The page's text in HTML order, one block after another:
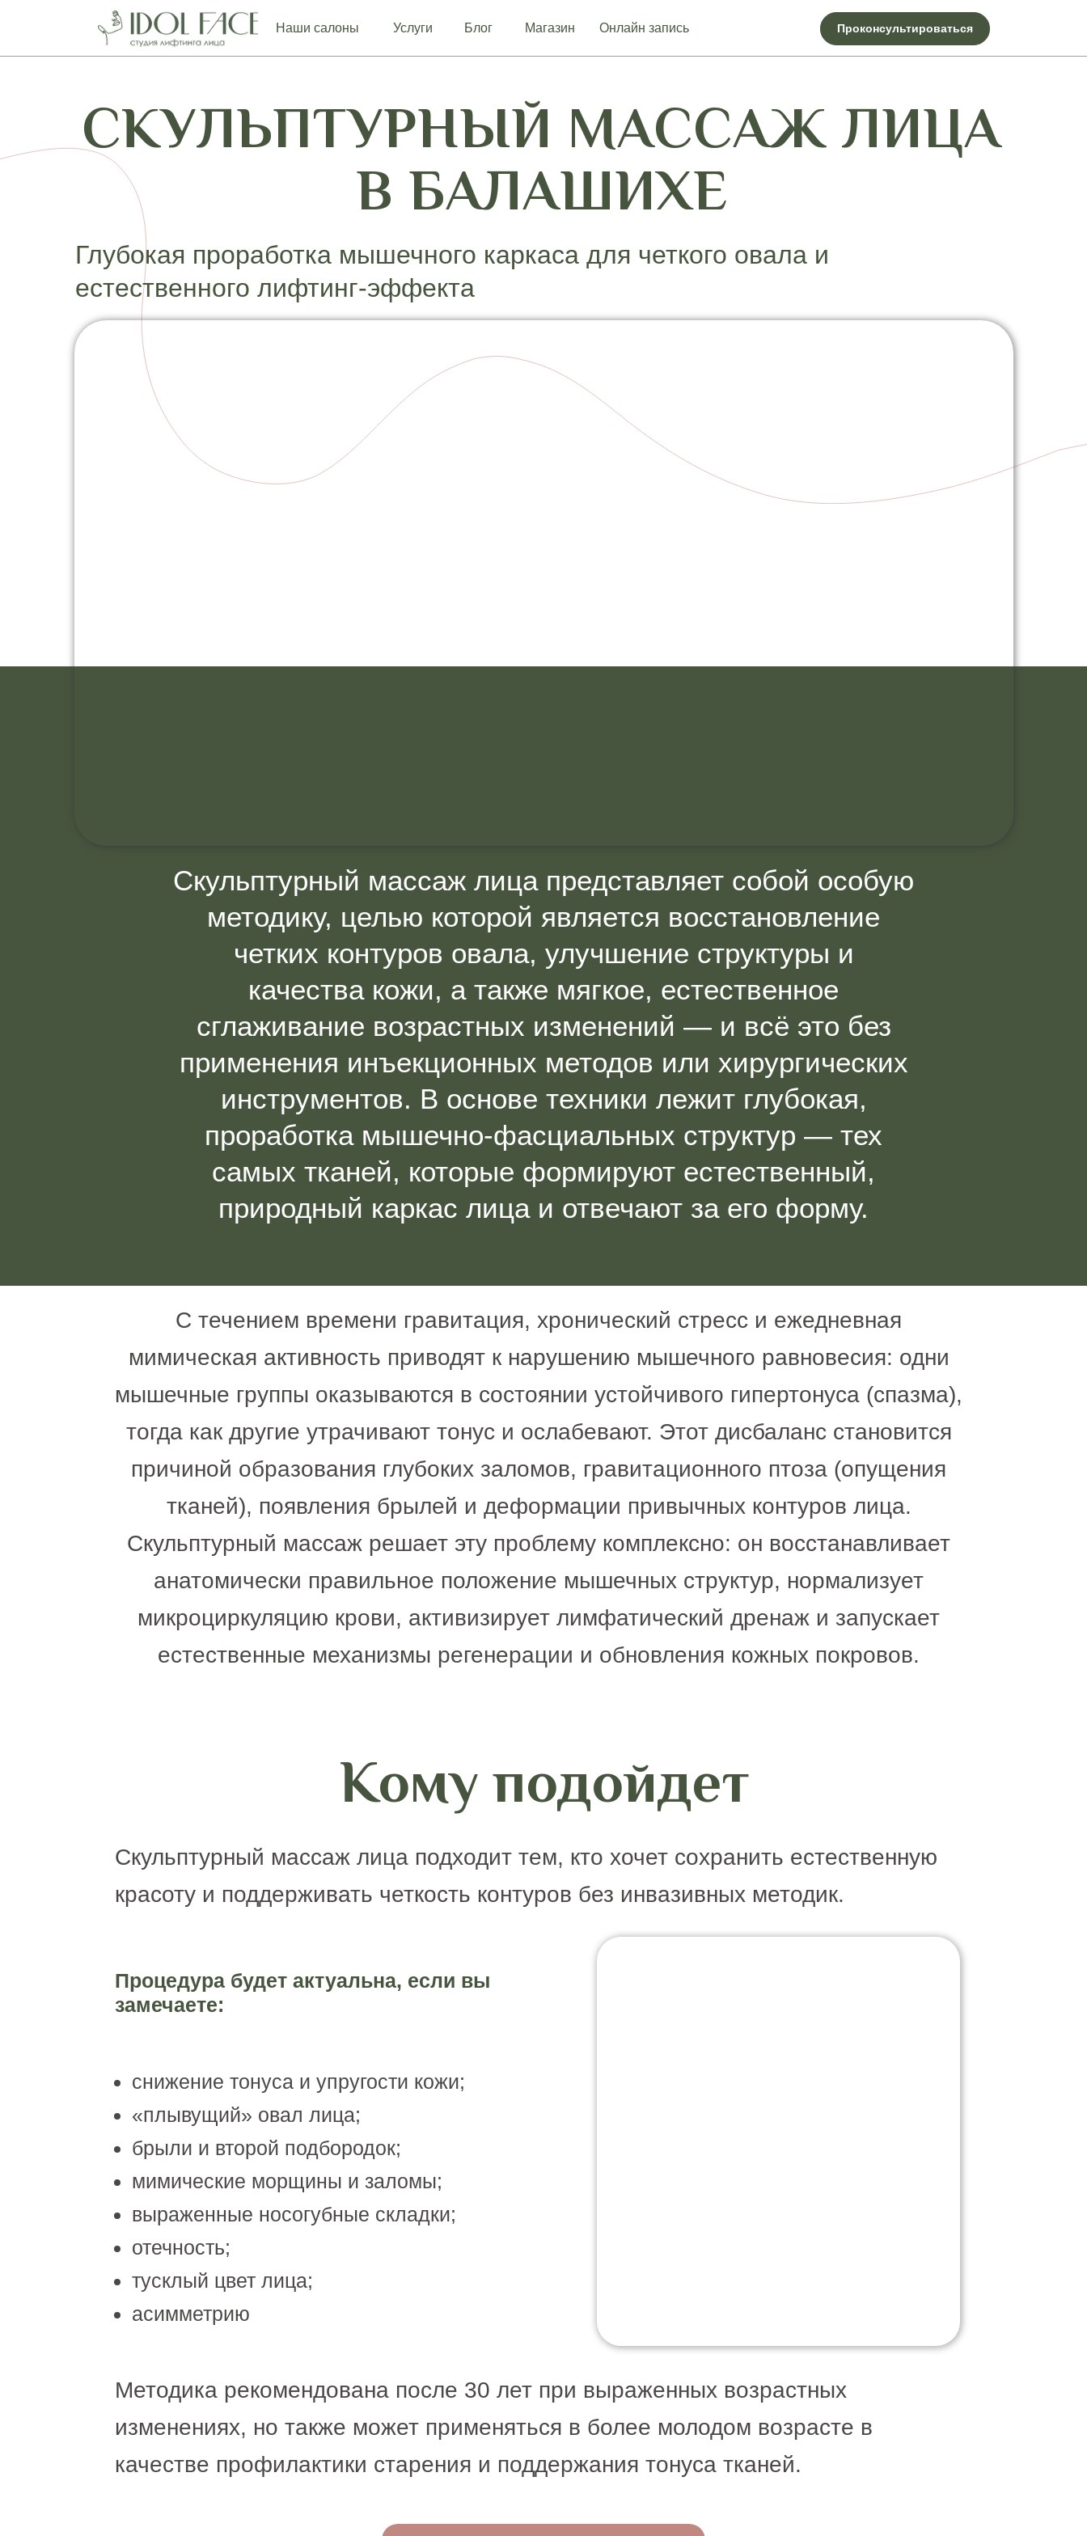
Наши салоны Услуги Магазин Проконсультироваться
Онлайн запись
Блог
Глубокая проработка мышечного каркаса для четкого овала и
естественного лифтинг-эффекта
Скульптурный массаж лица представляет собой особую
методику, целью которой является восстановление
четких контуров овала, улучшение структуры и
качества кожи, а также мягкое, естественное
сглаживание возрастных изменений — и всё это без
применения инъекционных методов или хирургических
инструментов. В основе техники лежит глубокая,
проработка мышечно-фасциальных структур — тех
самых тканей, которые формируют естественный,
природный каркас лица и отвечают за его форму.
СКУЛЬПТУРНЫЙ МАССАЖ ЛИЦА
В БАЛАШИХЕ
Процедура будет актуальна, если вы
замечаете:
Кому подойдет
С течением времени гравитация, хронический стресс и ежедневная
мимическая активность приводят к нарушению мышечного равновесия: одни
мышечные группы оказываются в состоянии устойчивого гипертонуса (спазма),
тогда как другие утрачивают тонус и ослабевают. Этот дисбаланс становится
причиной образования глубоких заломов, гравитационного птоза (опущения
тканей), появления брылей и деформации привычных контуров лица.
Скульптурный массаж решает эту проблему комплексно: он восстанавливает
анатомически правильное положение мышечных структур, нормализует
микроциркуляцию крови, активизирует лимфатический дренаж и запускает
естественные механизмы регенерации и обновления кожных покровов.
Методика рекомендована после 30 лет при выраженных возрастных
изменениях, но также может применяться в более молодом возрасте в
качестве профилактики старения и поддержания тонуса тканей.
Скульптурный массаж лица подходит тем, кто хочет сохранить естественную
красоту и поддерживать четкость контуров без инвазивных методик.
снижение тонуса и упругости кожи;
«плывущий» овал лица;
брыли и второй подбородок;
мимические морщины и заломы;
выраженные носогубные складки;
отечность;
тусклый цвет лица;
асимметрию